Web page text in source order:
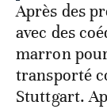
Après des
avec des
marron
transporté
Stuttgart.